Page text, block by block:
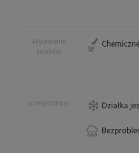
Wylewanie
ścieków
przejezdność Działka